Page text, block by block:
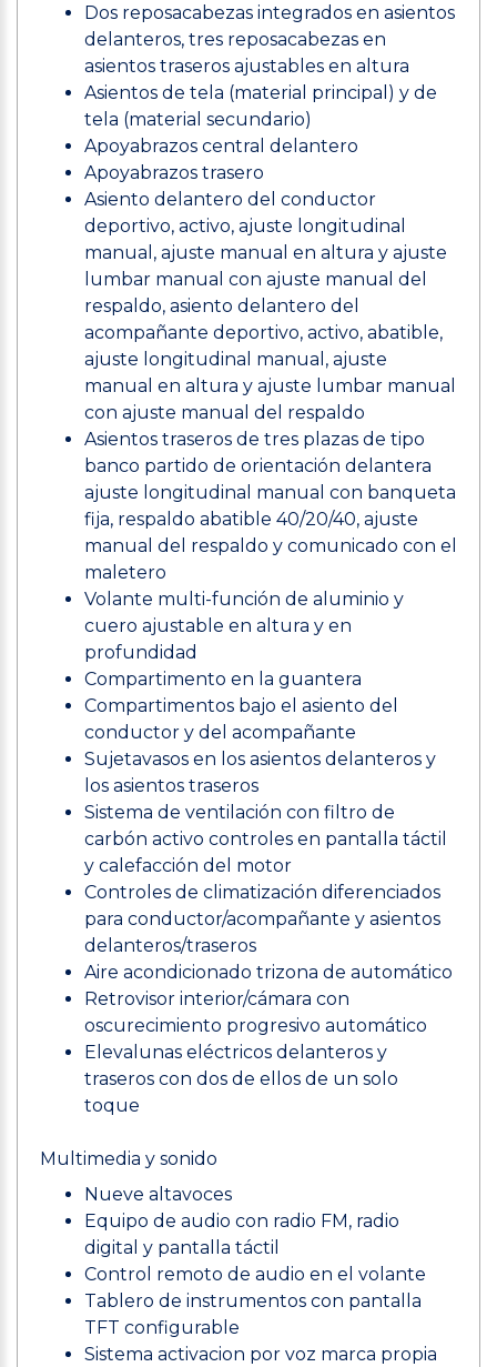
Dos reposacabezas integrados en asientos
delanteros, tres reposacabezas en
asientos traseros ajustables en altura
Asientos de tela (material principal) y de
tela (material secundario)
Apoyabrazos central delantero
Apoyabrazos trasero
Asiento delantero del conductor
deportivo, activo, ajuste longitudinal
manual, ajuste manual en altura y ajuste
lumbar manual con ajuste manual del
respaldo, asiento delantero del
acompañante deportivo, activo, abatible,
ajuste longitudinal manual, ajuste
manual en altura y ajuste lumbar manual
con ajuste manual del respaldo
Asientos traseros de tres plazas de tipo
banco partido de orientación delantera
ajuste longitudinal manual con banqueta
fija, respaldo abatible 40/20/40, ajuste
manual del respaldo y comunicado con el
maletero
Volante multi-función de aluminio y
cuero ajustable en altura y en
profundidad
Compartimento en la guantera
Compartimentos bajo el asiento del
conductor y del acompañante
Sujetavasos en los asientos delanteros y
los asientos traseros
Sistema de ventilación con filtro de
carbón activo controles en pantalla táctil
y calefacción del motor
Controles de climatización diferenciados
para conductor/acompañante y asientos
delanteros/traseros
Aire acondicionado trizona de automático
Retrovisor interior/cámara con
oscurecimiento progresivo automático
Elevalunas eléctricos delanteros y
traseros con dos de ellos de un solo
toque
Multimedia y sonido
Nueve altavoces
Equipo de audio con radio FM, radio
digital y pantalla táctil
Control remoto de audio en el volante
Tablero de instrumentos con pantalla
TFT configurable
Sistema activacion por voz marca propia